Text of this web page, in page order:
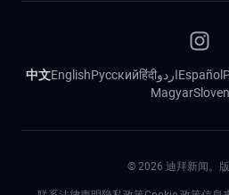
中文EnglishРусскийहिंदीاردوEspañol
Magyar
© 2026 迪拜新闻。版